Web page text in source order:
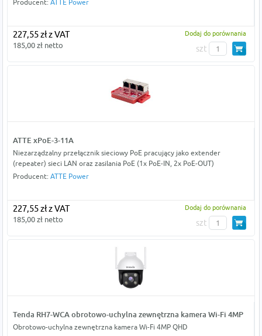
Producent: ATTE Power
227,55 zł z VAT
185,00 zł netto
Dodaj do porównania
szt
ATTE xPoE-3-11A
Niezarządzalny przełącznik sieciowy PoE pracujący jako extender
(repeater) sieci LAN oraz zasilania PoE (1x PoE-IN, 2x PoE-OUT)
Producent: ATTE Power
227,55 zł z VAT
185,00 zł netto
Dodaj do porównania
szt
Tenda RH7-WCA obrotowo-uchylna zewnętrzna kamera Wi-Fi 4MP
Obrotowo-uchylna zewnętrzna kamera Wi-Fi 4MP QHD